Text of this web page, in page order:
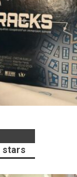
stars